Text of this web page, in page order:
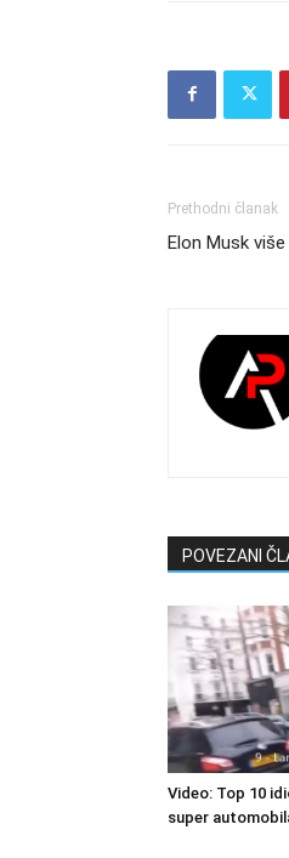
Prethodni članak
Elon Musk
POVEZANI
Video: Top 10
super